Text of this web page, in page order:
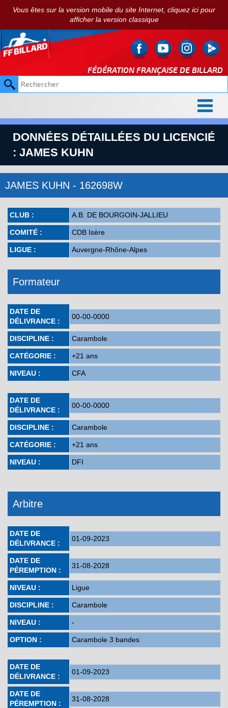
Vous êtes sur la version mobile du site Internet, cliquez ici pour
afficher la version classique
FÉDÉRATION FRANÇAISE DE BILLARD
DONNÉES DÉTAILLÉES DU LICENCIÉ
: JAMES KUHN
JAMES KUHN - 162698W
CLUB : A.B. DE BOURGOIN-JALLIEU
COMITÉ : CDB Isère
LIGUE : Auvergne-Rhône-Alpes
Formateur
DATE DE
DÉLIVRANCE :
00-00-0000
DISCIPLINE : Carambole
CATÉGORIE : +21 ans
NIVEAU : CFA
DATE DE
DÉLIVRANCE :
00-00-0000
DISCIPLINE : Carambole
CATÉGORIE : +21 ans
NIVEAU : DFI
Arbitre
DATE DE
DÉLIVRANCE :
01-09-2023
DATE DE
PÉREMPTION :
31-08-2028
NIVEAU : Ligue
DISCIPLINE : Carambole
NIVEAU : -
OPTION : Carambole 3 bandes
DATE DE
DÉLIVRANCE :
01-09-2023
DATE DE
PÉREMPTION :
31-08-2028